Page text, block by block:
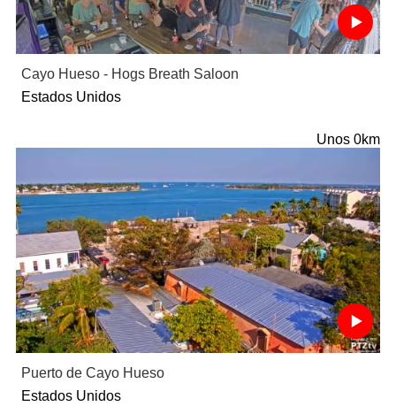
Cayo Hueso - Hogs Breath Saloon
Estados Unidos
Unos 0km
Puerto de Cayo Hueso
Estados Unidos